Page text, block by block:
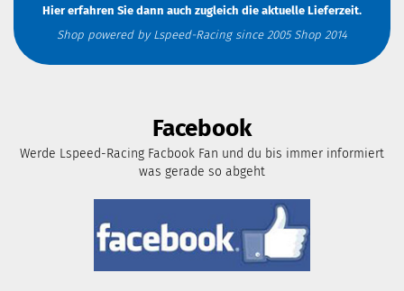
Hier erfahren Sie dann auch zugleich die aktuelle Lieferzeit.
Shop powered by Lspeed-Racing since 2005 Shop 2014
Facebook
Werde Lspeed-Racing Facbook Fan und du bis immer informiert
was gerade so abgeht